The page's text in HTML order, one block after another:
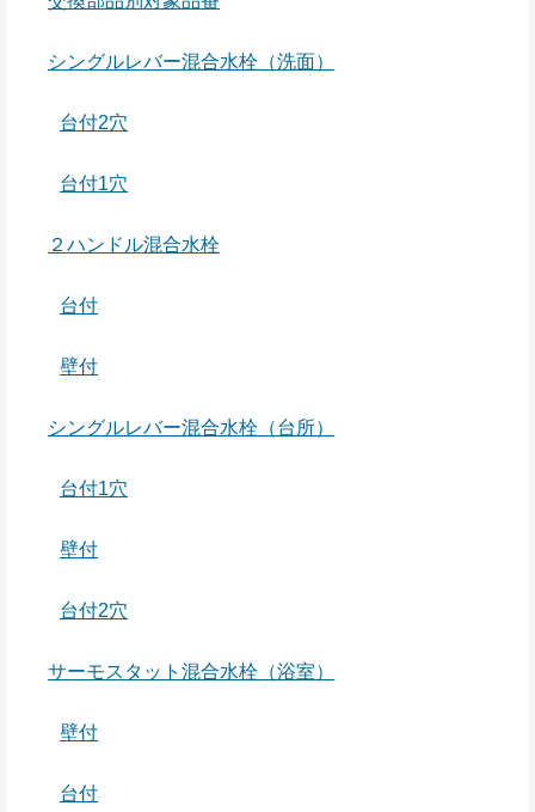
シングルレバー混合水栓（洗面）
台付2穴
台付1穴
２ハンドル混合水栓
台付
壁付
シングルレバー混合水栓（台所）
台付1穴
壁付
台付2穴
サーモスタット混合水栓（浴室）
壁付
台付